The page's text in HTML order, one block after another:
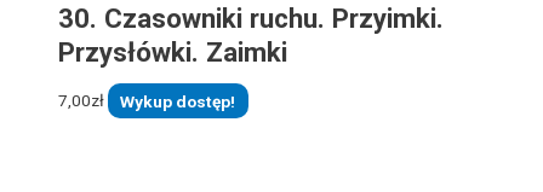
30. Czasowniki ruchu. Przyimki.
Przysłówki. Zaimki
7,00zł Wykup dostęp!